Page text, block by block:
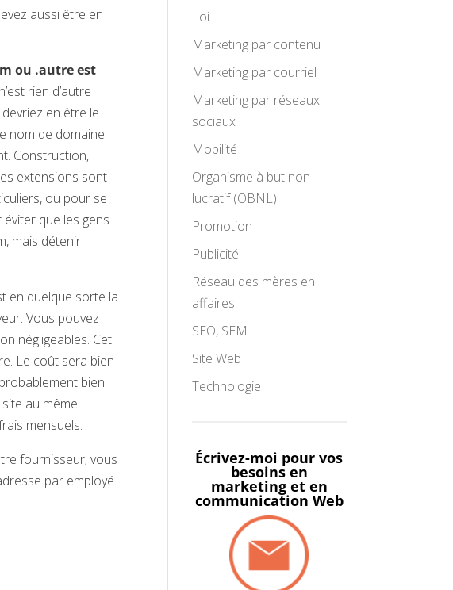
aussi être en
ou .autre est
rien d’autre
en être le
nom de domaine.
Construction,
extensions sont
ou pour se
que les gens
mais détenir
en quelque sorte la
Vous pouvez
négligeables. Cet
Le coût sera bien
bien
au même
mensuels.
fournisseur; vous
par employé
Loi
Marketing par contenu
Marketing par courriel
Marketing par réseaux
sociaux
Mobilité
Organisme à but non
lucratif (OBNL)
Promotion
Publicité
Réseau des mères en
affaires
SEO, SEM
Site Web
Technologie
Écrivez-moi pour vos
besoins en
marketing et en
communication Web